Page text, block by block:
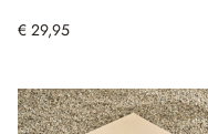
€ 29,95